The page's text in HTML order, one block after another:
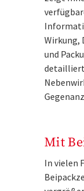
Wirkung,
und
Mit
In vielen